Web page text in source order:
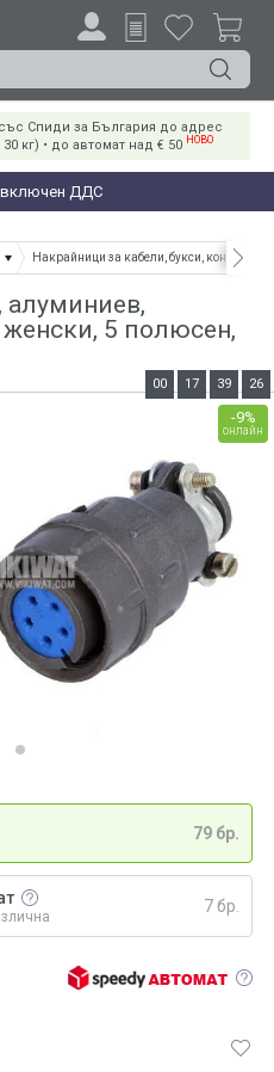
със Спиди за България до адрес
кг) • до автомат над € 50 НОВО
включен ДДС
Накрайници за кабели, букси, конектори
алуминиев,
5 полюсен,
79 бр.
7 бр.
-9%
онлайн
00 17 39 26